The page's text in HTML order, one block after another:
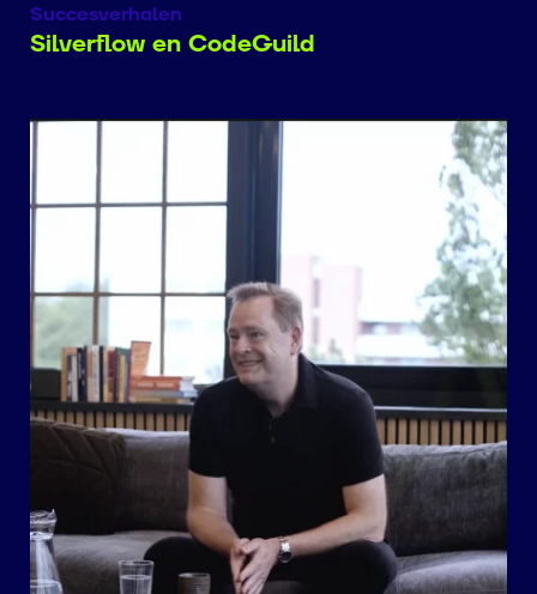
Succesverhalen
Silverflow en CodeGuild